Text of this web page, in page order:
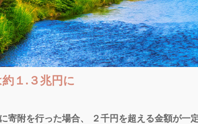
１.３兆円に
寄附を行った場合、 ２千円を超える金額が一